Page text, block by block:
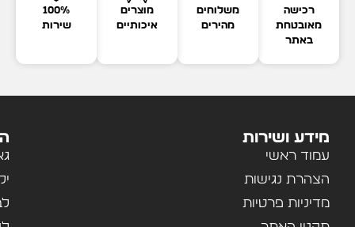
רכישה
מאובטחת
באתר
משלוחים
מהירים
מוצרים
איכותיים
100%
שירות
מידע ושירות
עמוד ראשי
הצהרת נגישות
מדיניות פרטיות